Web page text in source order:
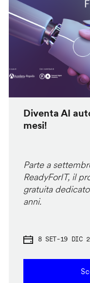
Diventa AI
mesi!
Parte a
ReadyForIT, il
gratuita
anni.
8 SET-19 DIC